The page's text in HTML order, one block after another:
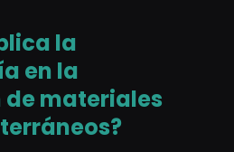
la
en la
materiales